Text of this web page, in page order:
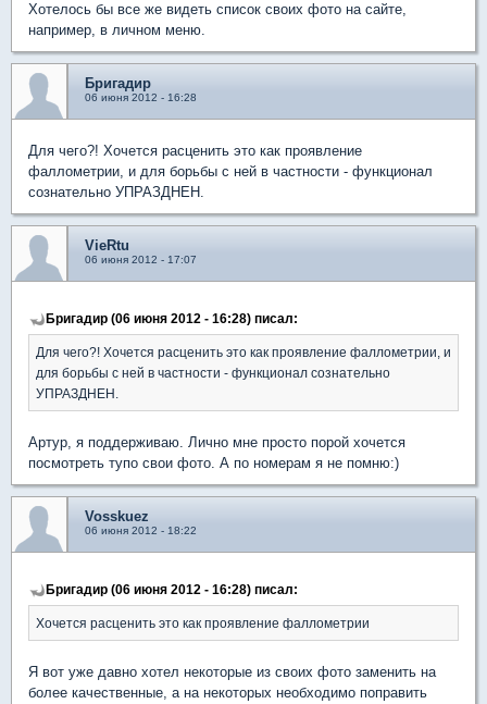
Хотелось бы все же видеть список своих фото на сайте,
например, в личном меню.
Бригадир
06 июня 2012 - 16:28
Для чего?! Хочется расценить это как проявление
фаллометрии, и для борьбы с ней в частности - функционал
сознательно УПРАЗДНЕН.
VieRtu
06 июня 2012 - 17:07
Бригадир (06 июня 2012 - 16:28) писал:
Для чего?! Хочется расценить это как проявление фаллометрии, и
для борьбы с ней в частности - функционал сознательно
УПРАЗДНЕН.
Артур, я поддерживаю. Лично мне просто порой хочется
посмотреть тупо свои фото. А по номерам я не помню:)
Vosskuez
06 июня 2012 - 18:22
Бригадир (06 июня 2012 - 16:28) писал:
Хочется расценить это как проявление фаллометрии
Я вот уже давно хотел некоторые из своих фото заменить на
более качественные, а на некоторых необходимо поправить